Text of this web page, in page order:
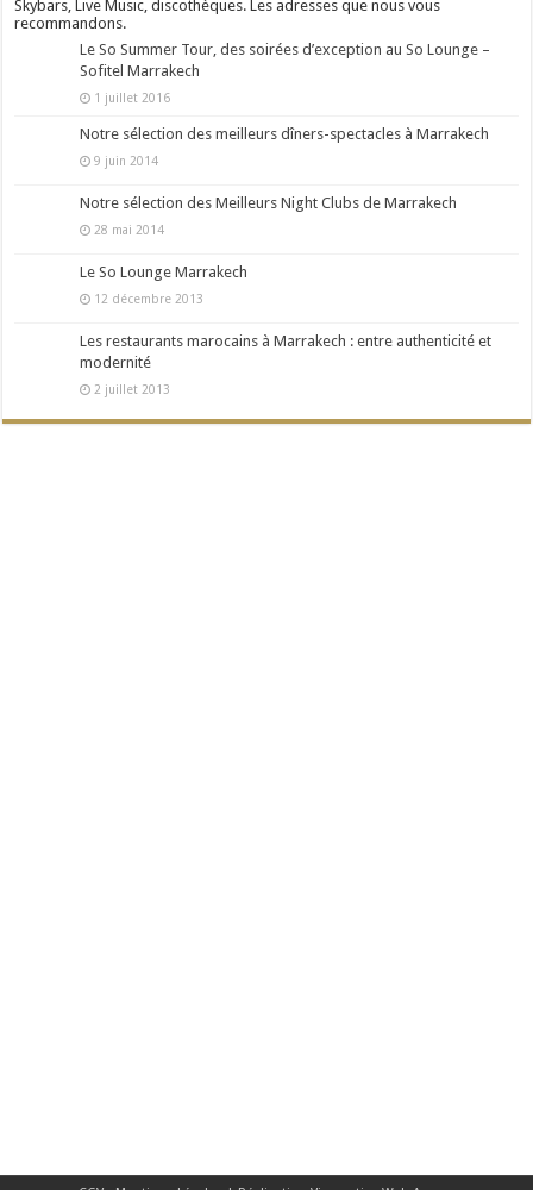
Skybars, Live Music, discothèques. Les adresses que nous vous
recommandons.
Le So Summer Tour, des soirées d’exception au So Lounge –
Sofitel Marrakech
1 juillet 2016
Notre sélection des meilleurs dîners-spectacles à Marrakech
9 juin 2014
Notre sélection des Meilleurs Night Clubs de Marrakech
28 mai 2014
Le So Lounge Marrakech
12 décembre 2013
Les restaurants marocains à Marrakech : entre authenticité et
modernité
2 juillet 2013